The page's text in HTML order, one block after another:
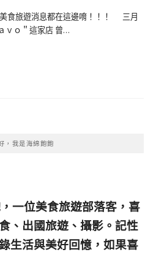
食旅遊消息都在這邊唷！！！ 三月
ｖｏ＂這家店 曾…
，我是海綿飽飽
一位美食旅遊部落客， 喜
、出國旅遊、攝影。 記性
生活與美好回憶， 如果喜